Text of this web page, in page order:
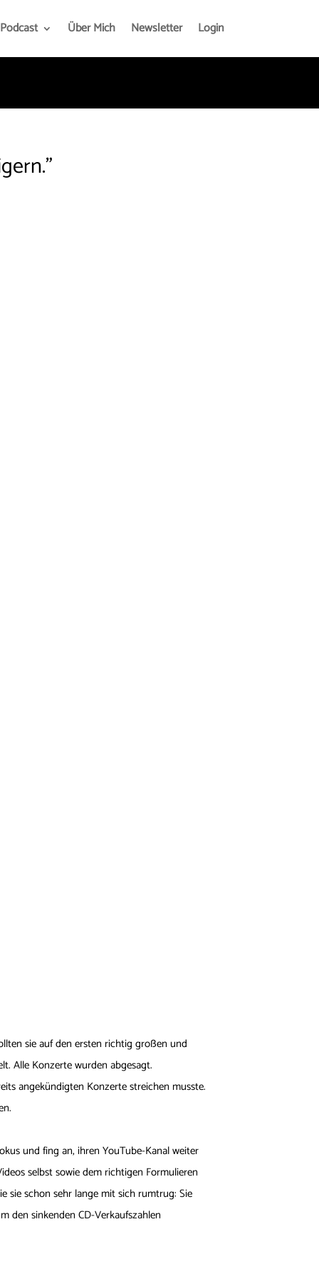
Podcast Über Mich Newsletter Login
sie auf den ersten richtig großen und
Alle Konzerte wurden abgesagt.
angekündigten Konzerte streichen musste.
und fing an, ihren YouTube-Kanal weiter
selbst sowie dem richtigen Formulieren
sie schon sehr lange mit sich rumtrug: Sie
den sinkenden CD-Verkaufszahlen